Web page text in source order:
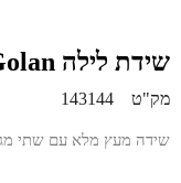
שידת לילה Golan בגימור עץ כהה
מק"ט 143144
שידה מעץ מלא עם שתי